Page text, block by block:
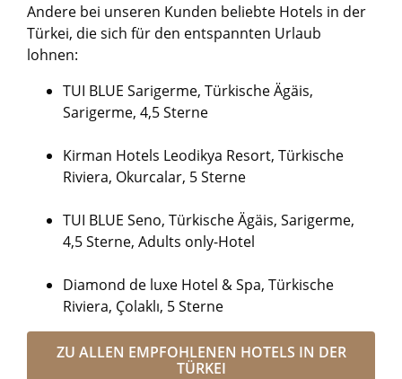
Andere bei unseren Kunden beliebte Hotels in der
Türkei, die sich für den entspannten Urlaub
lohnen:
TUI BLUE Sarigerme, Türkische Ägäis,
Sarigerme, 4,5 Sterne
Kirman Hotels Leodikya Resort, Türkische
Riviera, Okurcalar, 5 Sterne
TUI BLUE Seno, Türkische Ägäis, Sarigerme,
4,5 Sterne, Adults only-Hotel
Diamond de luxe Hotel & Spa, Türkische
Riviera, Çolaklı, 5 Sterne
ZU ALLEN EMPFOHLENEN HOTELS IN DER
TÜRKEI